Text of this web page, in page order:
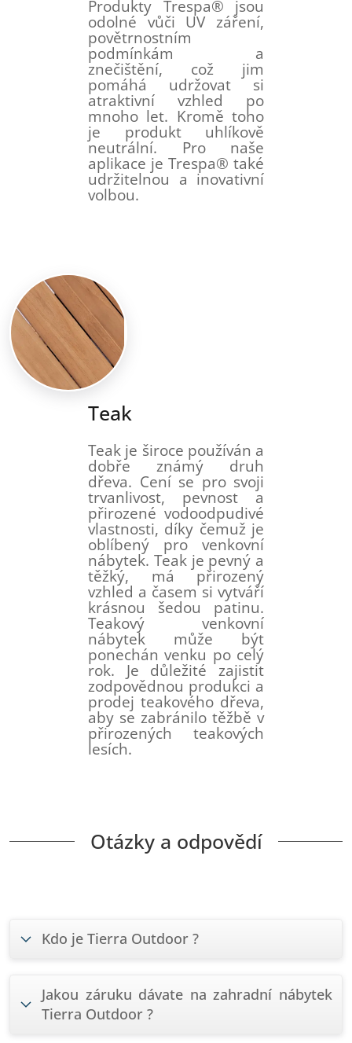
Produkty Trespa® jsou
odolné vůči UV záření,
povětrnostním
podmínkám a
znečištění, což jim
pomáhá udržovat si
atraktivní vzhled po
mnoho let. Kromě toho
je produkt uhlíkově
neutrální. Pro naše
aplikace je Trespa® také
udržitelnou a inovativní
volbou.
Teak
Teak je široce používán a
dobře známý druh
dřeva. Cení se pro svoji
trvanlivost, pevnost a
přirozené vodoodpudivé
vlastnosti, díky čemuž je
oblíbený pro venkovní
nábytek. Teak je pevný a
těžký, má přirozený
vzhled a časem si vytváří
krásnou šedou patinu.
Teakový venkovní
nábytek může být
ponechán venku po celý
rok. Je důležité zajistit
zodpovědnou produkci a
prodej teakového dřeva,
aby se zabránilo těžbě v
přirozených teakových
lesích.
Otázky a odpovědí
Kdo je Tierra Outdoor ?
Jakou záruku dávate na zahradní nábytek
Tierra Outdoor ?